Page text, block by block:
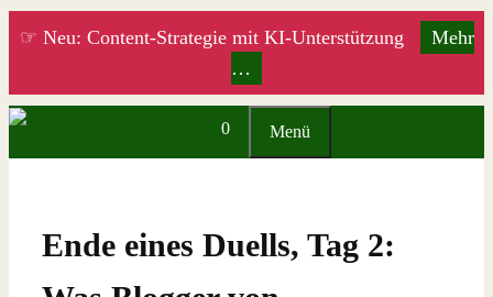
Zum
☞ Neu: Content-Strategie mit KI-Unterstützung
Mehr
…
0 Menü
Ende eines Duells, Tag 2: